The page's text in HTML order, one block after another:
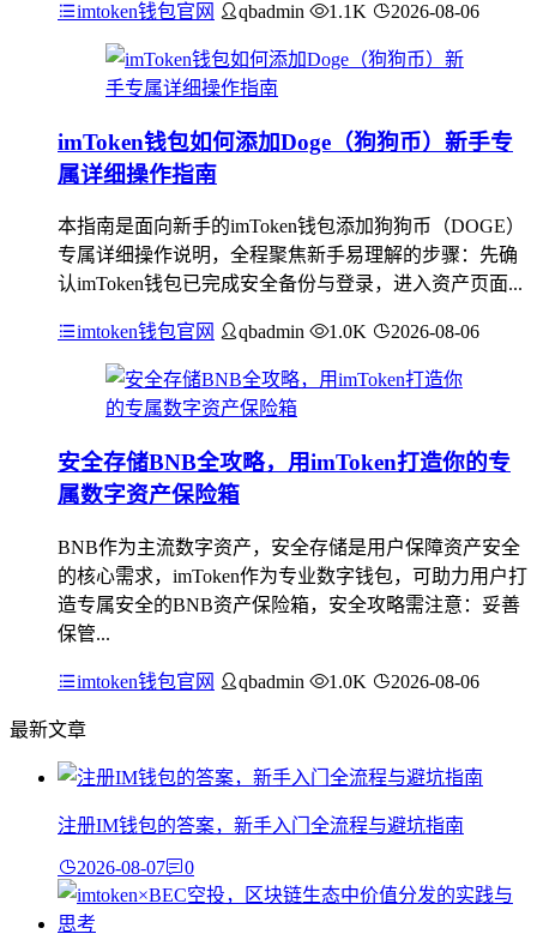
imtoken钱包官网 qbadmin 1.1K 2026-08-06
imToken钱包如何添加Doge（狗狗币）新手专
属详细操作指南
本指南是面向新手的imToken钱包添加狗狗币（DOGE）
专属详细操作说明，全程聚焦新手易理解的步骤：先确
认imToken钱包已完成安全备份与登录，进入资产页面...
imtoken钱包官网 qbadmin 1.0K 2026-08-06
安全存储BNB全攻略，用imToken打造你的专
属数字资产保险箱
BNB作为主流数字资产，安全存储是用户保障资产安全
的核心需求，imToken作为专业数字钱包，可助力用户打
造专属安全的BNB资产保险箱，安全攻略需注意：妥善
保管...
imtoken钱包官网 qbadmin 1.0K 2026-08-06
最新文章
注册IM钱包的答案，新手入门全流程与避坑指南
2026-08-07 0